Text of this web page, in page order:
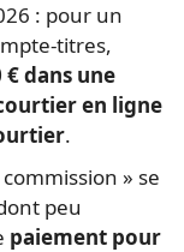
: pour un
titres,
€ dans une
en ligne
.
» se
peu
paiement pour